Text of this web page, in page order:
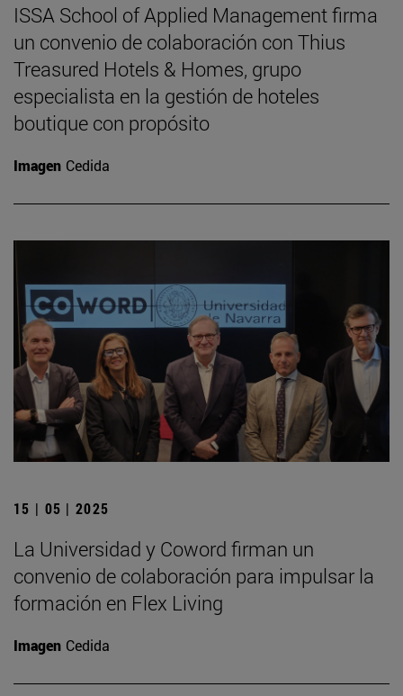
ISSA School of Applied Management firma
un convenio de colaboración con Thius
Treasured Hotels & Homes, grupo
especialista en la gestión de hoteles
boutique con propósito
Imagen Cedida
15 | 05 | 2025
La Universidad y Coword firman un
convenio de colaboración para impulsar la
formación en Flex Living
Imagen Cedida